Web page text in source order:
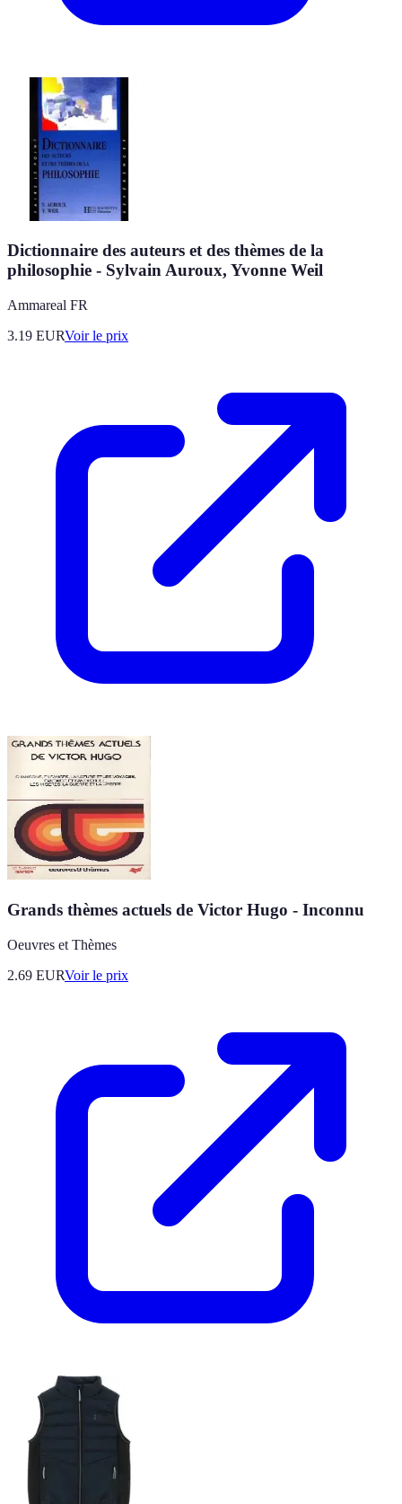
Dictionnaire des auteurs et des thèmes de la
philosophie - Sylvain Auroux, Yvonne Weil
Ammareal FR
3.19 EURVoir le prix
Grands thèmes actuels de Victor Hugo - Inconnu
Oeuvres et Thèmes
2.69 EURVoir le prix